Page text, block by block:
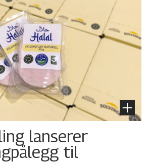
lanserer
til